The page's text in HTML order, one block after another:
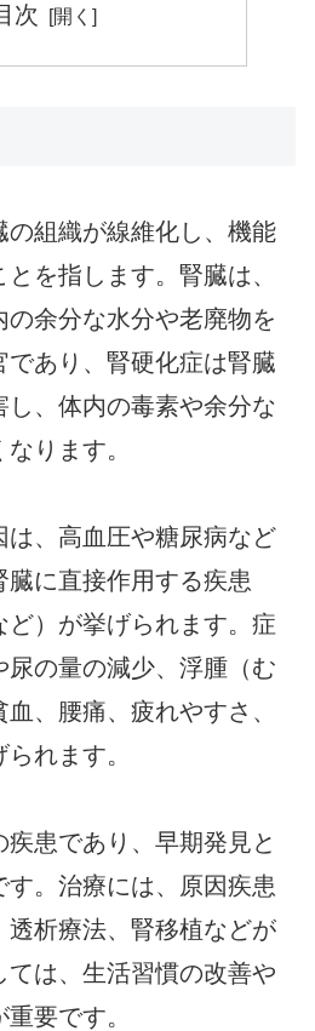
次
の組織が線維化し、機能
を指します。腎臓は、
の余分な水分や老廃物を
あり、腎硬化症は腎臓
、体内の毒素や余分な
ります。
は、高血圧や糖尿病など
に直接作用する疾患
ど）が挙げられます。症
の量の減少、浮腫（む
、腰痛、疲れやすさ、
れます。
患であり、早期発見と
。治療には、原因疾患
透析療法、腎移植などが
ては、生活習慣の改善や
要です。